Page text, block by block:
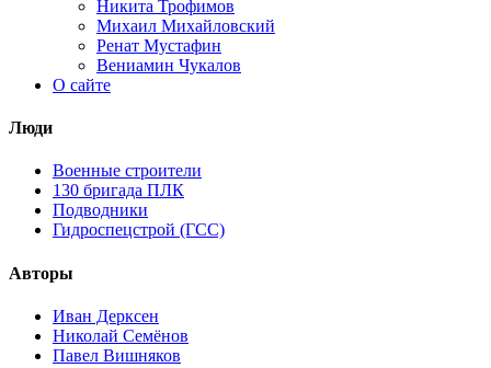
Никита Трофимов
Михаил Михайловский
Ренат Мустафин
Вениамин Чукалов
О сайте
Люди
Военные строители
130 бригада ПЛК
Подводники
Гидроспецстрой (ГСС)
Авторы
Иван Дерксен
Николай Семёнов
Павел Вишняков